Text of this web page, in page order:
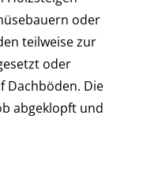
oder
teilweise zur
oder
Dachböden. Die
abgeklopft und